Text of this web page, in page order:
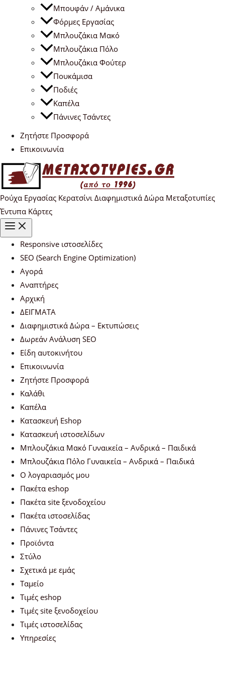
Μπουφάν / Αμάνικα
Φόρμες Εργασίας
Μπλουζάκια Μακό
Μπλουζάκια Πόλο
Μπλουζάκια Φούτερ
Πουκάμισα
Ποδιές
Καπέλα
Πάνινες Τσάντες
Ζητήστε Προσφορά
Επικοινωνία
Ρούχα Εργασίας Κερατσίνι Διαφημιστικά Δώρα Μεταξοτυπίες
Έντυπα Κάρτες
Responsive ιστοσελίδες
SEO (Search Engine Optimization)
Αγορά
Αναπτήρες
Αρχική
ΔΕΙΓΜΑΤΑ
Διαφημιστικά Δώρα – Εκτυπώσεις
Δωρεάν Ανάλυση SEO
Είδη αυτοκινήτου
Επικοινωνία
Ζητήστε Προσφορά
Καλάθι
Καπέλα
Κατασκευή Eshop
Κατασκευή ιστοσελίδων
Μπλουζάκια Μακό Γυναικεία – Ανδρικά – Παιδικά
Μπλουζάκια Πόλο Γυναικεία – Ανδρικά – Παιδικά
Ο λογαριασμός μου
Πακέτα eshop
Πακέτα site ξενοδοχείου
Πακέτα ιστοσελίδας
Πάνινες Τσάντες
Προϊόντα
Στύλο
Σχετικά με εμάς
Ταμείο
Τιμές eshop
Τιμές site ξενοδοχείου
Τιμές ιστοσελίδας
Υπηρεσίες